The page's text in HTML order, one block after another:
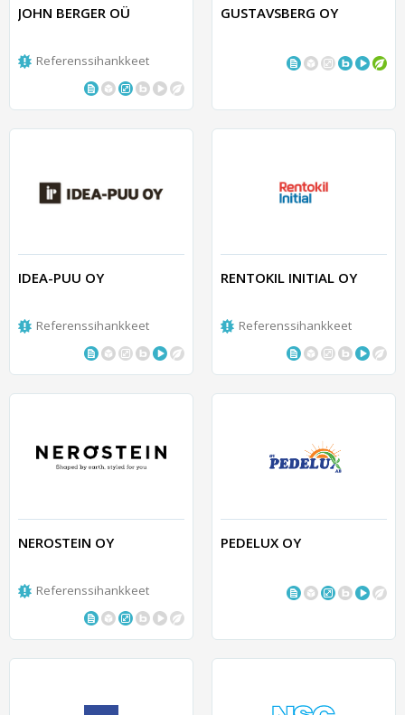
JOHN BERGER OÜ
Referenssihankkeet
GUSTAVSBERG OY
IDEA-PUU OY
Referenssihankkeet
RENTOKIL INITIAL OY
Referenssihankkeet
NEROSTEIN OY
Referenssihankkeet
PEDELUX OY